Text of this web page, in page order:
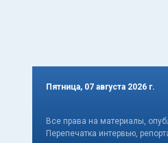
Пятница, 07 августа 2026 г.
Все права на материалы,
Перепечатка интервью,